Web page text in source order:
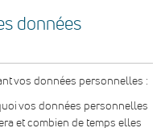
données
vos données personnelles :
vos données personnelles
et combien de temps elles